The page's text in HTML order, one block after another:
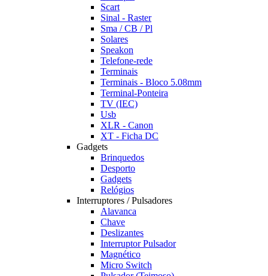
Scart
Sinal - Raster
Sma / CB / Pl
Solares
Speakon
Telefone-rede
Terminais
Terminais - Bloco 5.08mm
Terminal-Ponteira
TV (IEC)
Usb
XLR - Canon
XT - Ficha DC
Gadgets
Brinquedos
Desporto
Gadgets
Relógios
Interruptores / Pulsadores
Alavanca
Chave
Deslizantes
Interruptor Pulsador
Magnético
Micro Switch